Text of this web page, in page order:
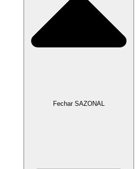
Fechar SAZONAL